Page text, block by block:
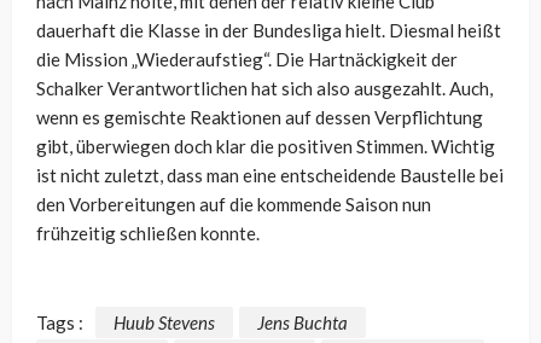
dauerhaft die Klasse in der Bundesliga hielt. Diesmal heißt
die Mission „Wiederaufstieg“. Die Hartnäckigkeit der
Schalker Verantwortlichen hat sich also ausgezahlt. Auch,
wenn es gemischte Reaktionen auf dessen Verpflichtung
gibt, überwiegen doch klar die positiven Stimmen. Wichtig
ist nicht zuletzt, dass man eine entscheidende Baustelle bei
den Vorbereitungen auf die kommende Saison nun
frühzeitig schließen konnte.
Tags : Huub Stevens
Jens Buchta